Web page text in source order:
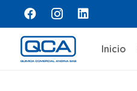
Inicio